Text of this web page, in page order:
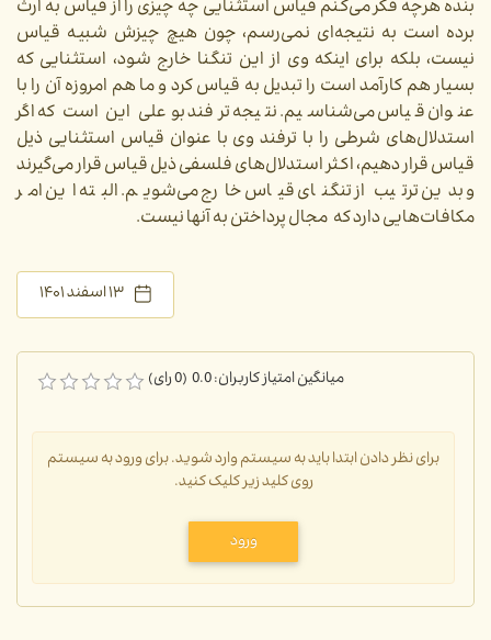
بنده هرچه فکر می‌کنم قیاس استثنایی چه چیزی را از قیاس به ارث
برده است به نتیجه‌ای نمی‌رسم، چون هیچ چیزش شبیه قیاس
نیست، بلکه برای اینکه وی از این تنگنا خارج شود، استثنایی که
بسیار هم کارآمد است را تبدیل به قیاس کرد و ما هم امروزه آن را با
عنوان قیاس می‌شناسیم. نتیجه ترفند بوعلی این است که اگر
استدلال‌های شرطی را با ترفند وی با عنوان قیاس استثنایی ذیل
قیاس قرار دهیم، اکثر استدلال‌های فلسفی ذیل قیاس قرار می‌گیرند
و بدین ترتیب از تنگنای قیاس خارج می‌شویم. البته این امر
مکافات‌هایی دارد که مجال پرداختن به آنها نیست.
۱۳ اسفند ۱۴۰۱
میانگین امتیاز کاربران: 0.0 (0 رای)
برای نظر دادن ابتدا باید به سیستم وارد شوید. برای ورود به سیستم
روی کلید زیر کلیک کنید.
ورود